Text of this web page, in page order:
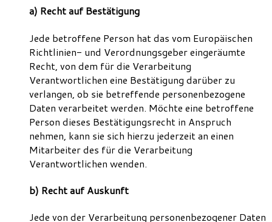
a) Recht auf Bestätigung
Jede betroffene Person hat das vom Europäischen
Richtlinien- und Verordnungsgeber eingeräumte
Recht, von dem für die Verarbeitung
Verantwortlichen eine Bestätigung darüber zu
verlangen, ob sie betreffende personenbezogene
Daten verarbeitet werden. Möchte eine betroffene
Person dieses Bestätigungsrecht in Anspruch
nehmen, kann sie sich hierzu jederzeit an einen
Mitarbeiter des für die Verarbeitung
Verantwortlichen wenden.
b) Recht auf Auskunft
Jede von der Verarbeitung personenbezogener Daten